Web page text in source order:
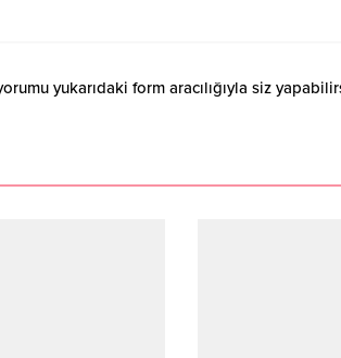
yukarıdaki form aracılığıyla siz